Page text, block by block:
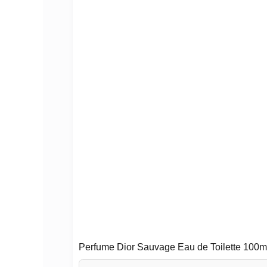
Perfume Dior Sauvage Eau de Toilette